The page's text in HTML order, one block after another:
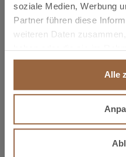
soziale Medien, Werbung
Partner führen diese
weiteren Daten
haben oder die sie im
gesammelt haben.
Alle
Kupfer-